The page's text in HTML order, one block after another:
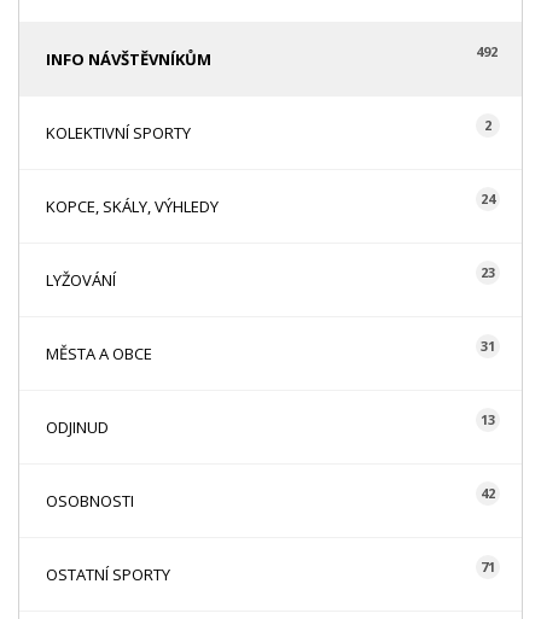
INFO NÁVŠTĚVNÍKŮM 492
KOLEKTIVNÍ SPORTY 2
KOPCE, SKÁLY, VÝHLEDY 24
LYŽOVÁNÍ 23
MĚSTA A OBCE 31
ODJINUD 13
OSOBNOSTI 42
OSTATNÍ SPORTY 71